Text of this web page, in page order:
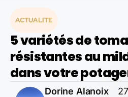
ACTUALITE
5 variétés de
résistantes au
dans votre
Dorine Alanoix